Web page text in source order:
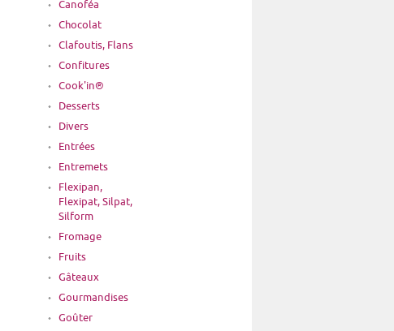
Canoféa
Chocolat
Clafoutis, Flans
Confitures
Cook'in®
Desserts
Divers
Entrées
Entremets
Flexipan,
Flexipat, Silpat,
Silform
Fromage
Fruits
Gâteaux
Gourmandises
Goûter